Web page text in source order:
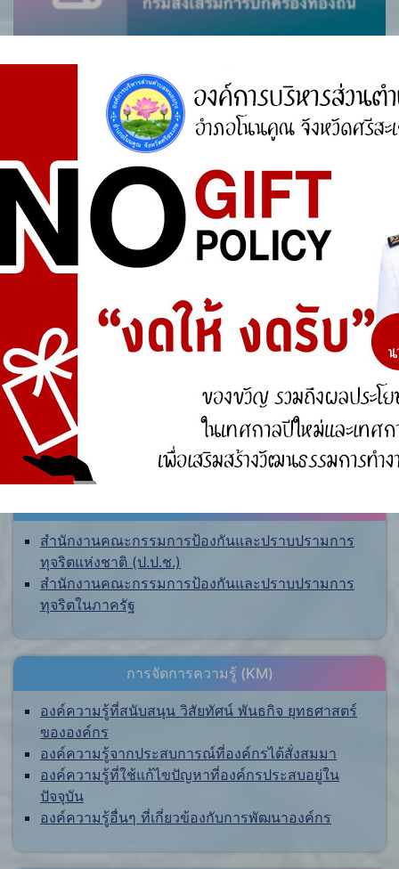
สำนักงานคณะกรรมการป้องกันและปราบปรามการ
ทุจริตแห่งชาติ (ป.ป.ช.)
สำนักงานคณะกรรมการป้องกันและปราบปรามการ
ทุจริตในภาครัฐ
การจัดการความรู้ (KM)
องค์ความรู้ที่สนับสนุน วิสัยทัศน์ พันธกิจ ยุทธศาสตร์
ขององค์กร
องค์ความรู้จากประสบการณ์ที่องค์กรได้สั่งสมมา
องค์ความรู้ที่ใช้แก้ไขปัญหาที่องค์กรประสบอยู่ใน
ปัจจุบัน
องค์ความรู้อื่นๆ ที่เกี่ยวข้องกับการพัฒนาองค์กร